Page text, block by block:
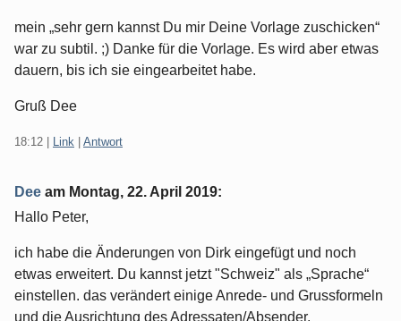
mein „sehr gern kannst Du mir Deine Vorlage zuschicken“
war zu subtil. ;) Danke für die Vorlage. Es wird aber etwas
dauern, bis ich sie eingearbeitet habe.
Gruß Dee
18:12 Link Antwort
Dee am Montag, 22. April 2019:
Hallo Peter,
ich habe die Änderungen von Dirk eingefügt und noch
etwas erweitert. Du kannst jetzt "Schweiz" als „Sprache“
einstellen. das verändert einige Anrede- und Grussformeln
und die Ausrichtung des Adressaten/Absender.